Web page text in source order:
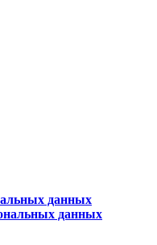
данных
данных